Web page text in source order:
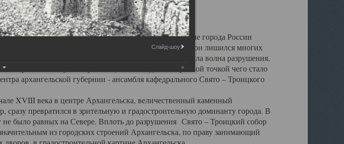
Архангельск в большей мере, чем другие губернские города России
систематических разрушений, в результате которых он лишился многих
Больше всего по старому Архангельску ударила волна разрушения,
набравшая особую силу в конце 20 –х годов. Отправной точкой чего стало
архангельской губернии - ансамбля кафедрального Свято – Троицкого
века в центре Архангельска, величественный каменный
сразу превратился в зрительную и градостроительную доминанту города. В
было равных на Севере. Вплоть до разрушения Свято – Троицкий собор
из городских строений Архангельска, по праву занимающий
Слайд-шоу: